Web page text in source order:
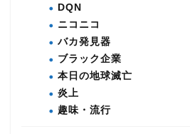
DQN
ニコニコ
バカ発見器
ブラック企業
本日の地球滅亡
炎上
趣味・流行